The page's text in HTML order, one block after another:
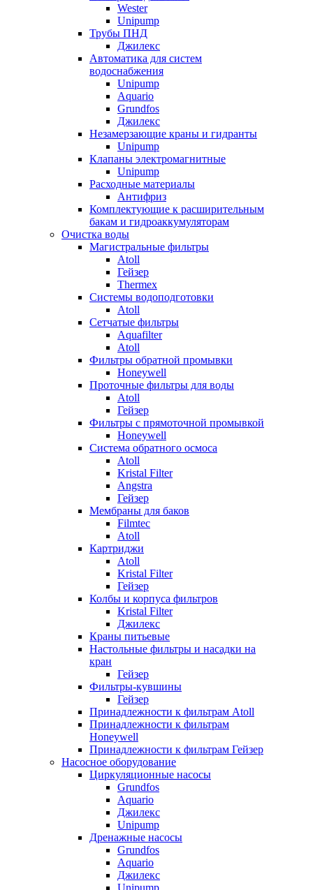
Wester
Unipump
Трубы ПНД
Джилекс
Автоматика для систем
водоснабжения
Unipump
Aquario
Grundfos
Джилекс
Незамерзающие краны и гидранты
Unipump
Клапаны электромагнитные
Unipump
Расходные материалы
Антифриз
Комплектующие к расширительным
бакам и гидроаккумуляторам
Очистка воды
Магистральные фильтры
Atoll
Гейзер
Thermex
Системы водоподготовки
Atoll
Сетчатые фильтры
Aquafilter
Atoll
Фильтры обратной промывки
Honeywell
Проточные фильтры для воды
Atoll
Гейзер
Фильтры с прямоточной промывкой
Honeywell
Система обратного осмоса
Atoll
Kristal Filter
Angstra
Гейзер
Мембраны для баков
Filmtec
Atoll
Картриджи
Atoll
Kristal Filter
Гейзер
Колбы и корпуса фильтров
Kristal Filter
Джилекс
Краны питьевые
Настольные фильтры и насадки на
кран
Гейзер
Фильтры-кувшины
Гейзер
Принадлежности к фильтрам Atoll
Принадлежности к фильтрам
Honeywell
Принадлежности к фильтрам Гейзер
Насосное оборудование
Циркуляционные насосы
Grundfos
Aquario
Джилекс
Unipump
Дренажные насосы
Grundfos
Aquario
Джилекс
Unipump